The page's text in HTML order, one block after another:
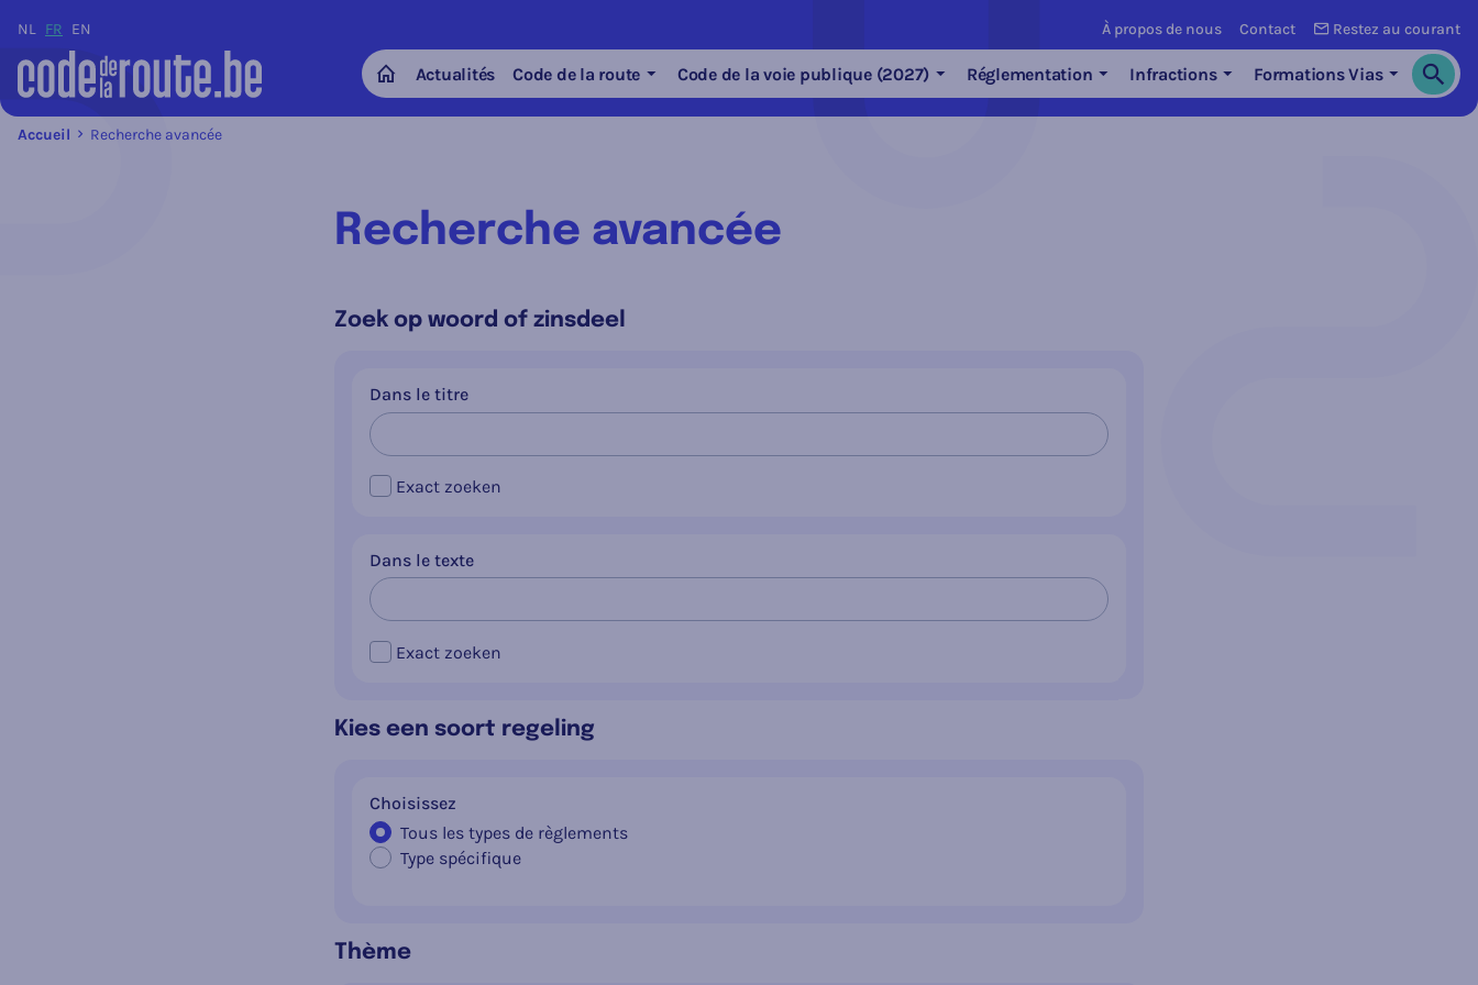
NL FR EN À propos de nous Contact Restez au courant
HomeActualités Code de la route Code de la voie publique (2027) Réglementation Infractions Formations Vias
Accueil Recherche avancée
Recherche avancée
Zoek op woord of zinsdeel
Dans le titre
Exact zoeken
Dans le texte
Exact zoeken
Kies een soort regeling
Choisissez
Tous les types de règlements
Type spécifique
Décret / Ordonnance
Thème